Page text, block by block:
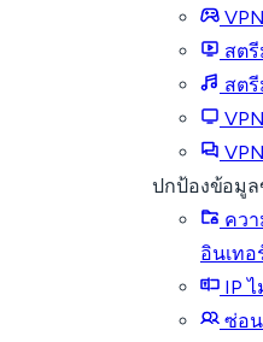
สต
สตรี
ปกป้องข้อมู
คว
อินเทอ
IP
ซ่อ